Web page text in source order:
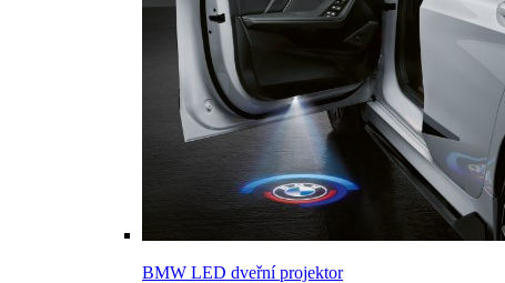
BMW LED dveřní projektor